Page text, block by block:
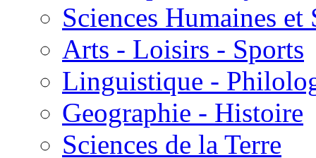
Sciences Humaines et
Arts - Loisirs - Sports
Linguistique -
Geographie - Histoire
Sciences de la Terre